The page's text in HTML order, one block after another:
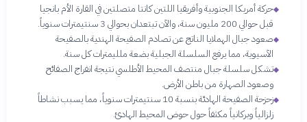
◆حركة أمريكا الجنوبية وأفريقيا اللتين كانتا متصلتين في القارة الأم بانجيا
قبل حوالي 200 مليون سنة، والآن تبتعدان بحوالي 3 سنتيمترات سنوياً.
◆صعود جبال الهملايا الناتج عن تصادم الصفيحة الهندية بالصفيحة
الآسيوية، مما يرفع السلسلة الجبلية بضعة ملليمترات كل سنة.
◆تشكل سلسلة جبال منتصف المحيط الأطلسي نتيجة انفراج الصفائح
وصعود الصهارة من باطن الأرض.
◆
زحزحة الصفيحة الهادئة بنسبة 10 سنتيمترات سنوياً، مما يسبب نشاطاً
زلزالياً وبركانياً مكثفاً حول حوض المحيط الهادئ.